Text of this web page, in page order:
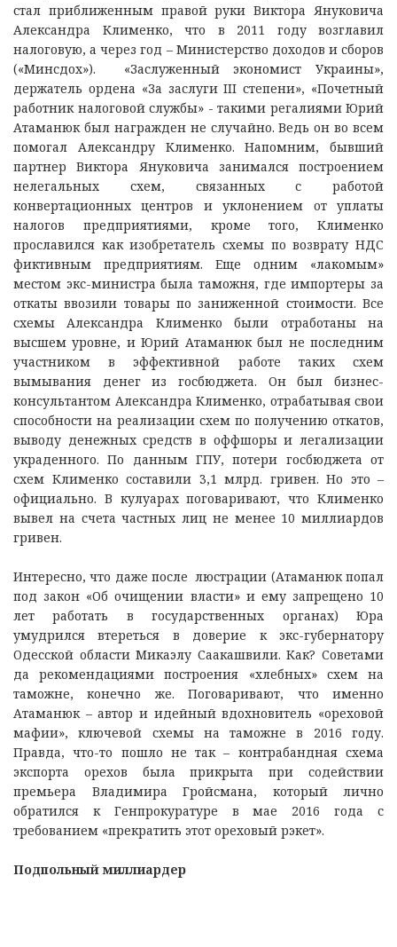
стал приближенным правой руки Виктора Януковича
Александра Клименко, что в 2011 году возглавил
налоговую, а через год – Министерство доходов и сборов
(«Минсдох»). «Заслуженный экономист Украины»,
держатель ордена «За заслуги III степени», «Почетный
работник налоговой службы» - такими регалиями Юрий
Атаманюк был награжден не случайно. Ведь он во всем
помогал Александру Клименко. Напомним, бывший
партнер Виктора Януковича занимался построением
нелегальных схем, связанных с работой
конвертационных центров и уклонением от уплаты
налогов предприятиями, кроме того, Клименко
прославился как изобретатель схемы по возврату НДС
фиктивным предприятиям. Еще одним «лакомым»
местом экс-министра была таможня, где импортеры за
откаты ввозили товары по заниженной стоимости. Все
схемы Александра Клименко были отработаны на
высшем уровне, и Юрий Атаманюк был не последним
участником в эффективной работе таких схем
вымывания денег из госбюджета. Он был бизнес-
консультантом Александра Клименко, отрабатывая свои
способности на реализации схем по получению откатов,
выводу денежных средств в оффшоры и легализации
украденного. По данным ГПУ, потери госбюджета от
схем Клименко составили 3,1 млрд. гривен. Но это –
официально. В кулуарах поговаривают, что Клименко
вывел на счета частных лиц не менее 10 миллиардов
гривен.
Интересно, что даже после люстрации (Атаманюк попал
под закон «Об очищении власти» и ему запрещено 10
лет работать в государственных органах) Юра
умудрился втереться в доверие к экс-губернатору
Одесской области Микаэлу Саакашвили. Как? Советами
да рекомендациями построения «хлебных» схем на
таможне, конечно же. Поговаривают, что именно
Атаманюк – автор и идейный вдохновитель «ореховой
мафии», ключевой схемы на таможне в 2016 году.
Правда, что-то пошло не так – контрабандная схема
экспорта орехов была прикрыта при содействии
премьера Владимира Гройсмана, который лично
обратился к Генпрокуратуре в мае 2016 года с
требованием «прекратить этот ореховый рэкет».
Подпольный миллиардер